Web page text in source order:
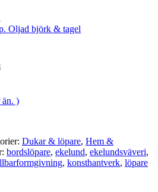
Oljad björk & tagel
än. )
Dukar & löpare, Hem &
bordslöpare, ekelund, ekelundsväveri,
, konsthantverk, löpare